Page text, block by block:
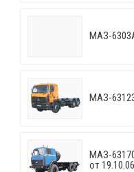
МАЗ-
МАЗ-
МАЗ-
от 19.10.06